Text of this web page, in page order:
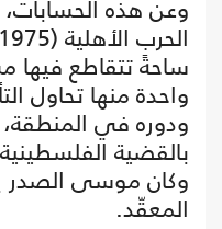
وعن هذه
ساحةً تتقاطع فيها
واحدة منها تحاول
ودوره في
بالقضية
وكان موسى الصدر
المعقّد.